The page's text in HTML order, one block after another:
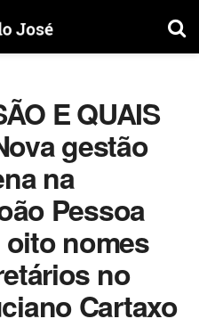
E QUAIS
gestão
na
Pessoa
nomes
no
Cartaxo